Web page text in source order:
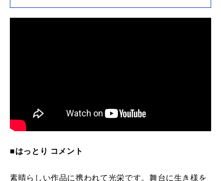
■はっとり コメント
素晴らしい作品に携われて光栄です。舞台に生き様を